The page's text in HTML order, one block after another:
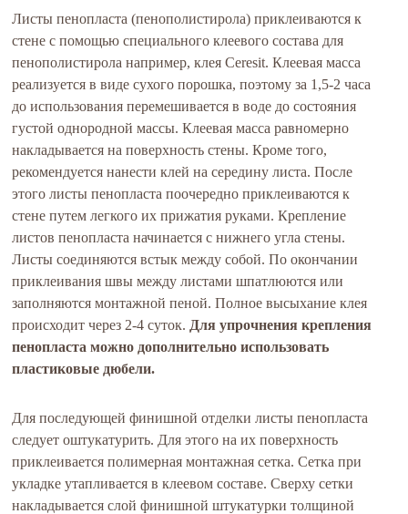
Листы пенопласта (пенополистирола) приклеиваются к
стене с помощью специального клеевого состава для
пенополистирола например, клея Ceresit. Клеевая масса
реализуется в виде сухого порошка, поэтому за 1,5-2 часа
до использования перемешивается в воде до состояния
густой однородной массы. Клеевая масса равномерно
накладывается на поверхность стены. Кроме того,
рекомендуется нанести клей на середину листа. После
этого листы пенопласта поочередно приклеиваются к
стене путем легкого их прижатия руками. Крепление
листов пенопласта начинается с нижнего угла стены.
Листы соединяются встык между собой. По окончании
приклеивания швы между листами шпатлюются или
заполняются монтажной пеной. Полное высыхание клея
происходит через 2-4 суток.Для упрочнения крепления
пенопласта можно дополнительно использовать
пластиковые дюбели.
Для последующей финишной отделки листы пенопласта
следует оштукатурить. Для этого на их поверхность
приклеивается полимерная монтажная сетка. Сетка при
укладке утапливается в клеевом составе. Сверху сетки
накладывается слой финишной штукатурки толщиной